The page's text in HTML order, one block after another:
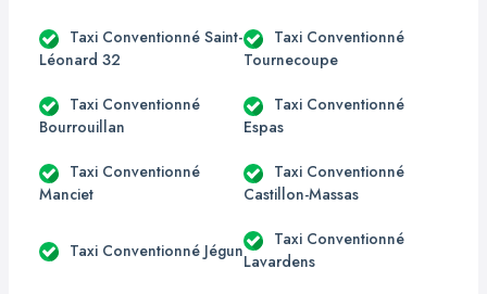
Taxi Conventionné Saint-
Léonard 32
Taxi Conventionné
Tournecoupe
Taxi Conventionné
Bourrouillan
Taxi Conventionné
Espas
Taxi Conventionné
Manciet
Taxi Conventionné
Castillon-Massas
Taxi Conventionné Jégun
Taxi Conventionné
Lavardens